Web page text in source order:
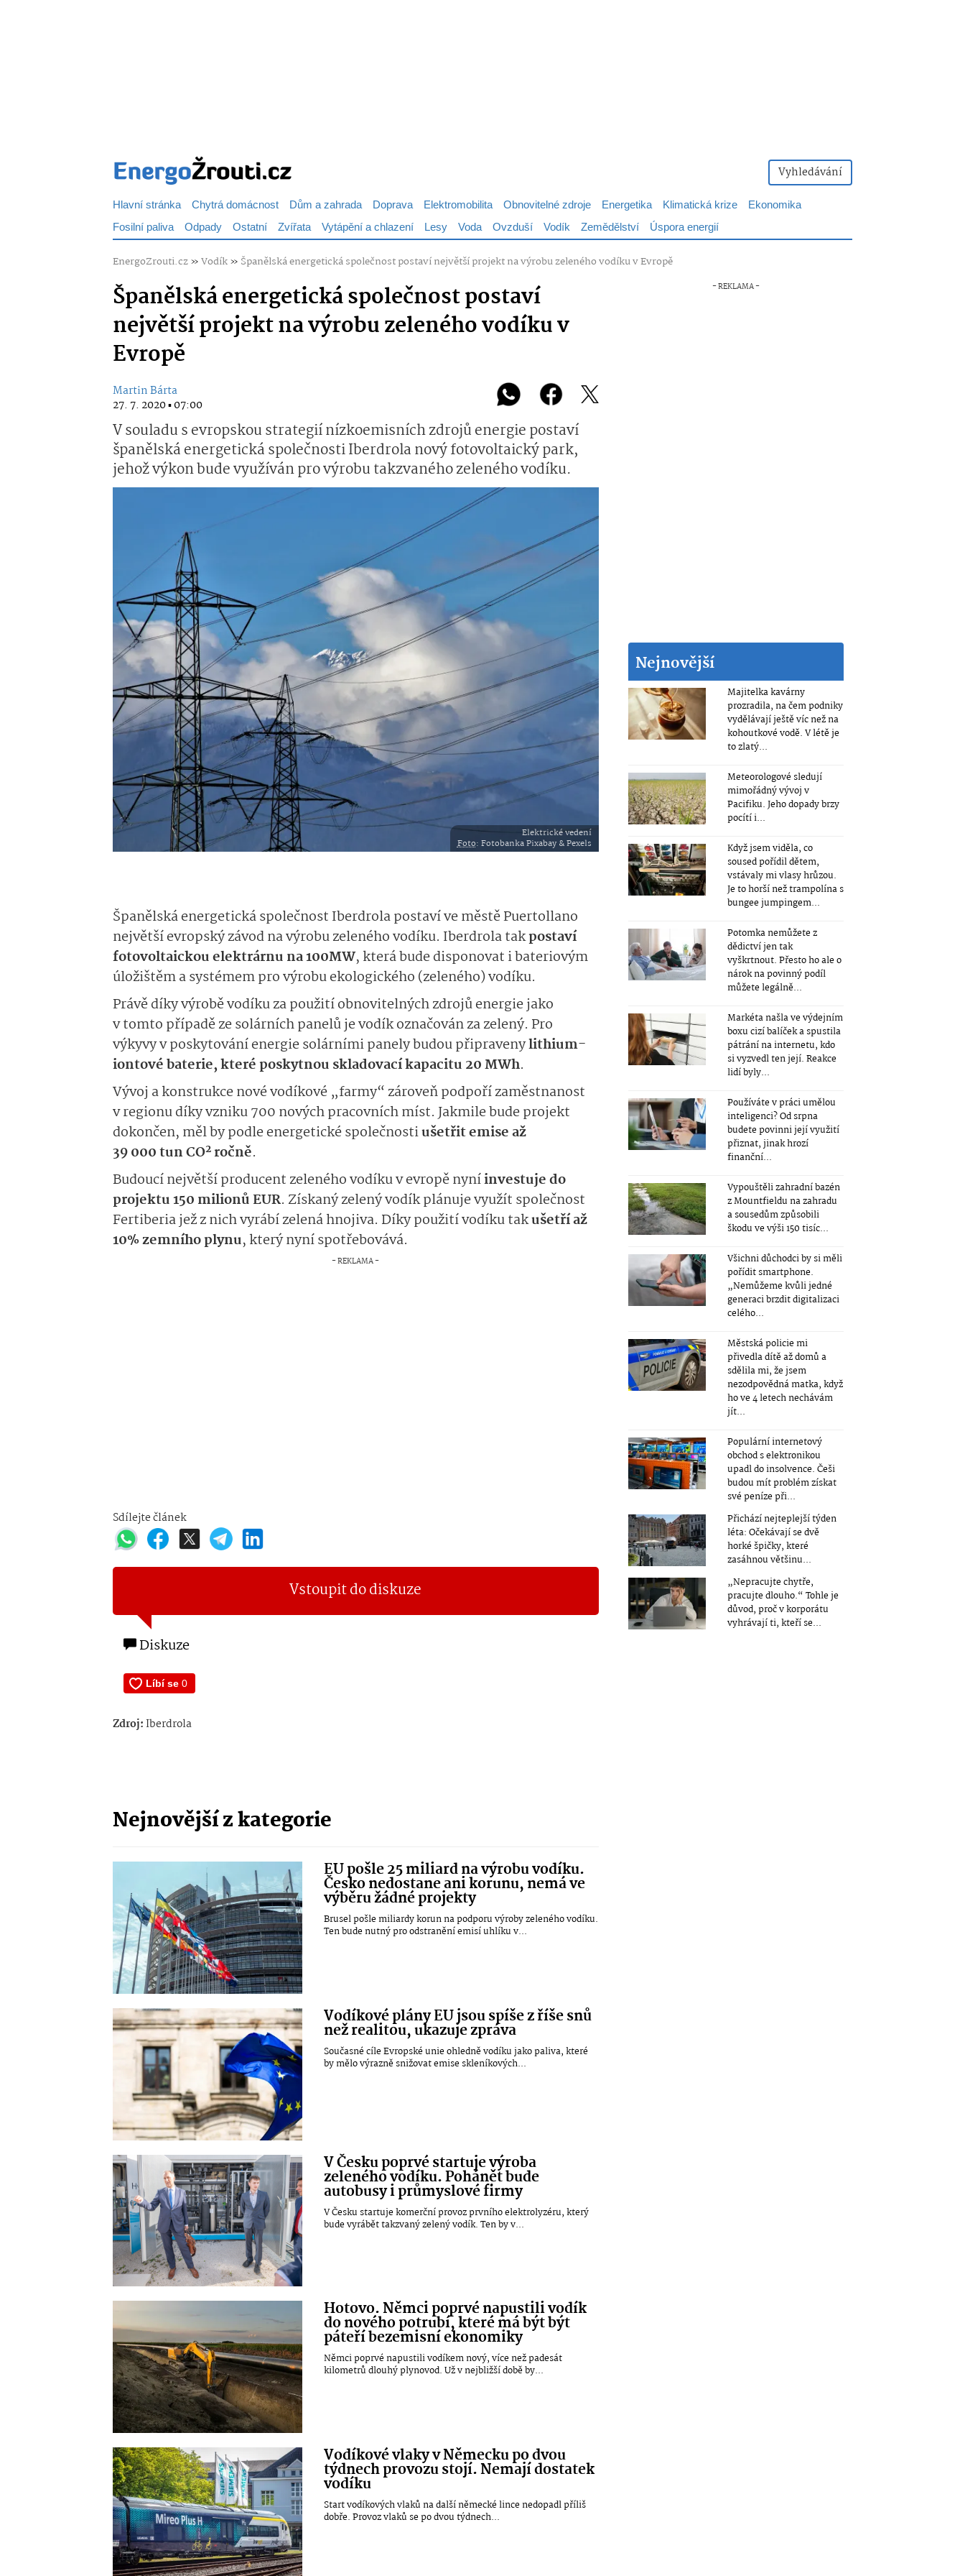
Vyhledávání
Hlavní stránka Chytrá domácnost Dům a zahrada Doprava Elektromobilita Obnovitelné zdroje Energetika Klimatická krize
Ekonomika
Fosilní paliva Odpady Ostatní Zvířata Vytápění a chlazení Lesy Voda Ovzduší Vodík Zemědělství Úspora energií
EnergoZrouti.cz»Vodík» Španělská energetická společnost postaví největší projekt na výrobu zeleného vodíku v Evropě
Španělská energetická společnost postaví
největší projekt na výrobu zeleného vodíku v
Evropě
Martin Bárta
27. 7. 2020 ▪ 07:00
V souladu s evropskou strategií nízkoemisních zdrojů energie postaví
španělská energetická společnosti Iberdrola nový fotovoltaický park,
jehož výkon bude využíván pro výrobu takzvaného zeleného vodíku.
Elektrické vedení
Foto: Fotobanka Pixabay & Pexels
Španělská energetická společnost Iberdrola postaví ve městě Puertollano
největší evropský závod na výrobu zeleného vodíku. Iberdrola takpostaví
fotovoltaickou elektrárnu na 100MW, která bude disponovat i bateriovým
úložištěm a systémem pro výrobu ekologického (zeleného) vodíku.
Právě díky výrobě vodíku za použití obnovitelných zdrojů energie jako
v tomto případě ze solárních panelů je vodík označován za zelený. Pro
výkyvy v poskytování energie solárními panely budou připravenylithium-
iontové baterie, které poskytnou skladovací kapacitu 20 MWh.
Vývoj a konstrukce nové vodíkové „farmy“ zároveň podpoří zaměstnanost
v regionu díky vzniku 700 nových pracovních míst. Jakmile bude projekt
dokončen, měl by podle energetické společnostiušetřit emise až
39 000 tun CO2 ročně.
Budoucí největší producent zeleného vodíku v evropě nyníinvestuje do
projektu 150 milionů EUR. Získaný zelený vodík plánuje využít společnost
Fertiberia jež z nich vyrábí zelená hnojiva. Díky použití vodíku takušetří až
10% zemního plynu, který nyní spotřebovává.
Sdílejte článek
Vstoupit do diskuze
Diskuze
Zdroj:Iberdrola
Nejnovější z kategorie
EU pošle 25 miliard na výrobu vodíku.
Česko nedostane ani korunu, nemá ve
výběru žádné projekty
Brusel pošle miliardy korun na podporu výroby zeleného vodíku.
Ten bude nutný pro odstranění emisí uhlíku v...
Vodíkové plány EU jsou spíše z říše snů
než realitou, ukazuje zpráva
Současné cíle Evropské unie ohledně vodíku jako paliva, které
by mělo výrazně snižovat emise skleníkových...
V Česku poprvé startuje výroba
zeleného vodíku. Pohánět bude
autobusy i průmyslové firmy
V Česku startuje komerční provoz prvního elektrolyzéru, který
bude vyrábět takzvaný zelený vodík. Ten by v...
Hotovo. Němci poprvé napustili vodík
do nového potrubí, které má být být
páteří bezemisní ekonomiky
Němci poprvé napustili vodíkem nový, více než padesát
kilometrů dlouhý plynovod. Už v nejbližší době by...
Vodíkové vlaky v Německu po dvou
týdnech provozu stojí. Nemají dostatek
vodíku
Start vodíkových vlaků na další německé lince nedopadl příliš
dobře. Provoz vlaků se po dvou týdnech...
Nejnovější
Majitelka kavárny
prozradila, na čem podniky
vydělávají ještě víc než na
kohoutkové vodě. V létě je
to zlatý...
Meteorologové sledují
mimořádný vývoj v
Pacifiku. Jeho dopady brzy
pocítí i...
Když jsem viděla, co
soused pořídil dětem,
vstávaly mi vlasy hrůzou.
Je to horší než trampolína s
bungee jumpingem...
Potomka nemůžete z
dědictví jen tak
vyškrtnout. Přesto ho ale o
nárok na povinný podíl
můžete legálně...
Markéta našla ve výdejním
boxu cizí balíček a spustila
pátrání na internetu, kdo
si vyzvedl ten její. Reakce
lidí byly...
Používáte v práci umělou
inteligenci? Od srpna
budete povinni její využití
přiznat, jinak hrozí
finanční...
Vypouštěli zahradní bazén
z Mountfieldu na zahradu
a sousedům způsobili
škodu ve výši 150 tisíc...
Všichni důchodci by si měli
pořídit smartphone.
„Nemůžeme kvůli jedné
generaci brzdit digitalizaci
celého...
Městská policie mi
přivedla dítě až domů a
sdělila mi, že jsem
nezodpovědná matka, když
ho ve 4 letech nechávám
jít...
Populární internetový
obchod s elektronikou
upadl do insolvence. Češi
budou mít problém získat
své peníze při...
Přichází nejteplejší týden
léta: Očekávají se dvě
horké špičky, které
zasáhnou většinu...
„Nepracujte chytře,
pracujte dlouho.“ Tohle je
důvod, proč v korporátu
vyhrávají ti, kteří se...